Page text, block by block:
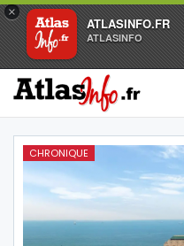
×
ATLASINFO.FR
ATLASINFO
CHRONIQUE